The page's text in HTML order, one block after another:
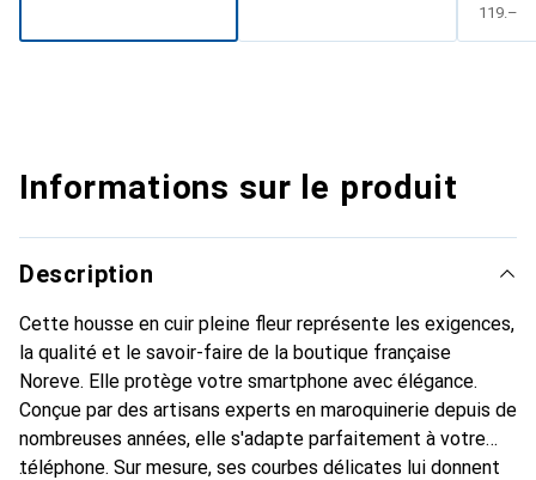
CHF
119.–
Informations sur le produit
Description
Cette housse en cuir pleine fleur représente les exigences,
la qualité et le savoir-faire de la boutique française
Noreve. Elle protège votre smartphone avec élégance.
Conçue par des artisans experts en maroquinerie depuis de
nombreuses années, elle s'adapte parfaitement à votre
téléphone. Sur mesure, ses courbes délicates lui donnent